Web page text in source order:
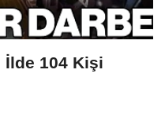
İlde 104 Kişi